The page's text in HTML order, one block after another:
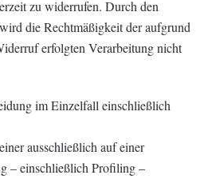
zu widerrufen. Durch den
die Rechtmäßigkeit der aufgrund
erfolgten Verarbeitung nicht
im Einzelfall einschließlich
ausschließlich auf einer
– einschließlich Profiling –